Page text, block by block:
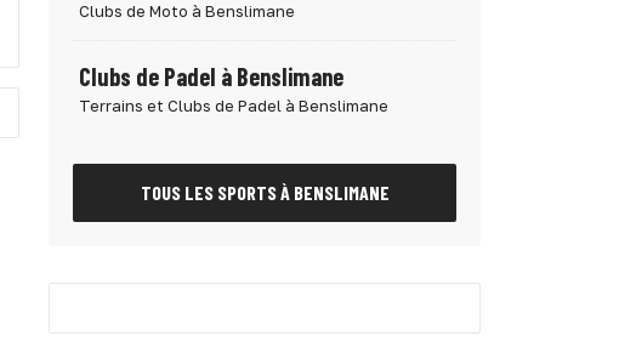
Clubs de Moto à Benslimane
Clubs de Padel à Benslimane
Terrains et Clubs de Padel à Benslimane
TOUS LES SPORTS À BENSLIMANE